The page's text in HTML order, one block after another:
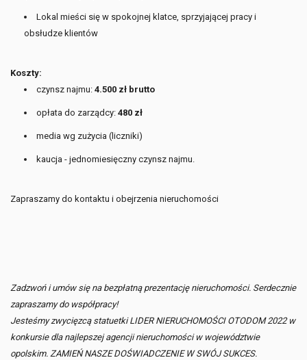
Lokal mieści się w spokojnej klatce, sprzyjającej pracy i
obsłudze klientów
Koszty:
czynsz najmu: 4.500 zł brutto
opłata do zarządcy: 480 zł
media wg zużycia (liczniki)
kaucja - jednomiesięczny czynsz najmu.
Zapraszamy do kontaktu i obejrzenia nieruchomości
Zadzwoń i umów się na bezpłatną prezentację nieruchomości. Serdecznie
zapraszamy do współpracy!
Jesteśmy zwycięzcą statuetki LIDER NIERUCHOMOŚCI OTODOM 2022 w
konkursie dla najlepszej agencji nieruchomości w województwie
opolskim. ZAMIEŃ NASZE DOŚWIADCZENIE W SWÓJ SUKCES.